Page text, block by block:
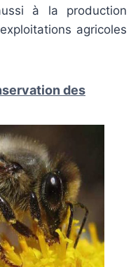
à la production
agricoles
des